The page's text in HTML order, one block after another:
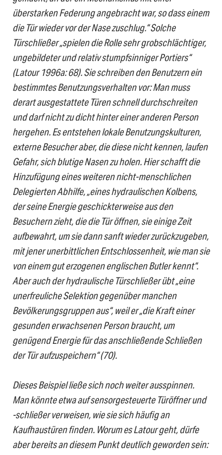
überstarken Federung angebracht war, so dass einem
die Tür wieder vor der Nase zuschlug.“ Solche
Türschließer „spielen die Rolle sehr grobschlächtiger,
ungebildeter und relativ stumpfsinniger Portiers“
(Latour 1996a: 68). Sie schreiben den Benutzern ein
bestimmtes Benutzungsverhalten vor: Man muss
derart ausgestattete Türen schnell durchschreiten
und darf nicht zu dicht hinter einer anderen Person
hergehen. Es entstehen lokale Benutzungskulturen,
externe Besucher aber, die diese nicht kennen, laufen
Gefahr, sich blutige Nasen zu holen. Hier schafft die
Hinzufügung eines weiteren nicht-menschlichen
Delegierten Abhilfe, „eines hydraulischen Kolbens,
der seine Energie geschickterweise aus den
Besuchern zieht, die die Tür öffnen, sie einige Zeit
aufbewahrt, um sie dann sanft wieder zurückzugeben,
mit jener unerbittlichen Entschlossenheit, wie man sie
von einem gut erzogenen englischen Butler kennt“.
Aber auch der hydraulische Türschließer übt „eine
unerfreuliche Selektion gegenüber manchen
Bevölkerungsgruppen aus“, weil er „die Kraft einer
gesunden erwachsenen Person braucht, um
genügend Energie für das anschließende Schließen
der Tür aufzuspeichern“ (70).
Dieses Beispiel ließe sich noch weiter ausspinnen.
Man könnte etwa auf sensorgesteuerte Türöffner und
-schließer verweisen, wie sie sich häufig an
Kaufhaustüren finden. Worum es Latour geht, dürfe
aber bereits an diesem Punkt deutlich geworden sein: